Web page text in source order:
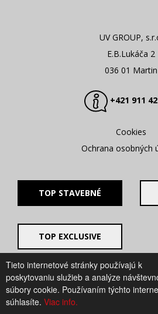
Tieto internetové stránky používajú k
poskytovaniu služieb a analýze
súbory cookie. Používaním týchto
súhlasíte. Viac info.
UV GROUP,
E.B.Lukáča 2
036 01 Martin
+421 911
Cookies
Ochrana osobných
TOP STAVEBNÉ
TOP EXCLUSIVE
© 2008 - 2026. UV GROUP s.r.o. |
s.r.o.